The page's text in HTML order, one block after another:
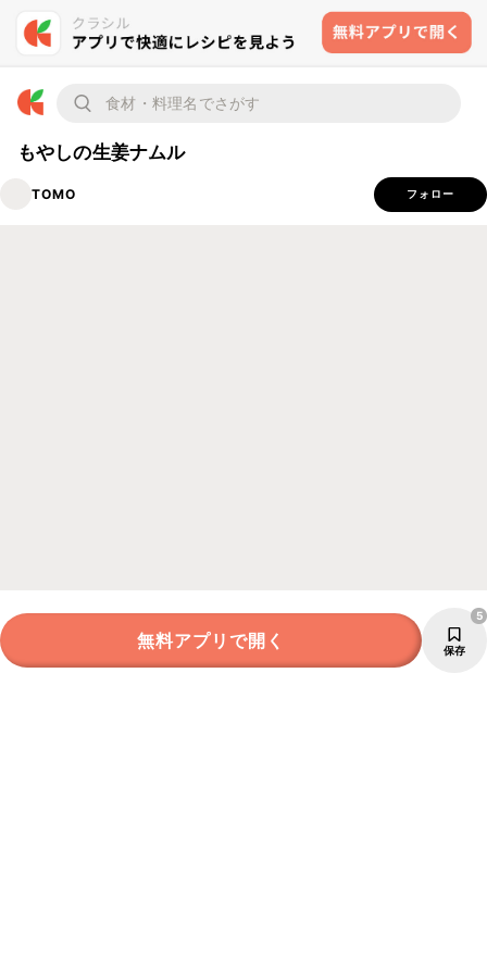
もやしの生姜ナムル
TOMO フォロー
無料アプリで開く 保存
5